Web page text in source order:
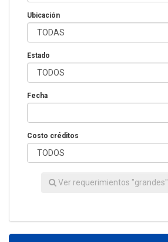
Ubicación
Estado
Fecha
Costo créditos
Ver requerimientos "grandes"